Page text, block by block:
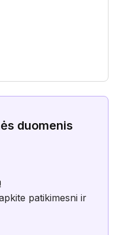
duomenis
patikimesni ir